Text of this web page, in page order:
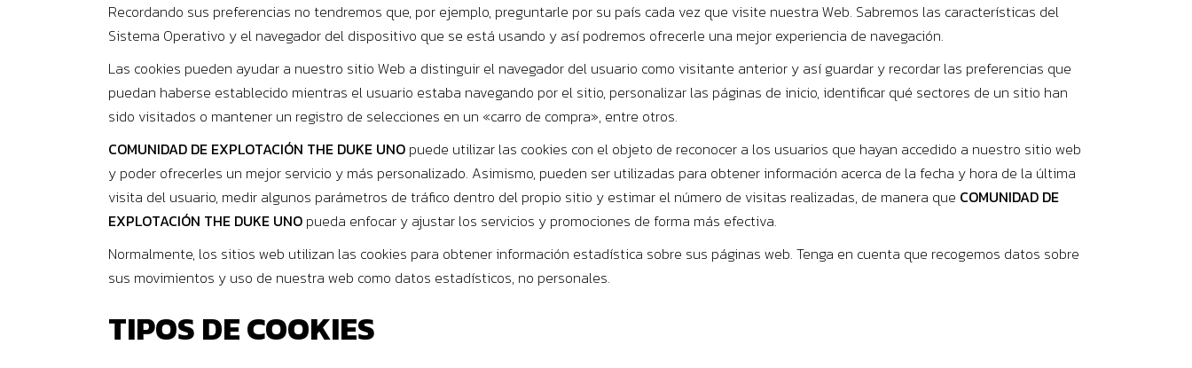
Recordando sus preferencias no tendremos que, por ejemplo, preguntarle por su país cada vez que visite nuestra Web. Sabremos las características del
Sistema Operativo y el navegador del dispositivo que se está usando y así podremos ofrecerle una mejor experiencia de navegación.
Las cookies pueden ayudar a nuestro sitio Web a distinguir el navegador del usuario como visitante anterior y así guardar y recordar las preferencias que
puedan haberse establecido mientras el usuario estaba navegando por el sitio, personalizar las páginas de inicio, identificar qué sectores de un sitio han
sido visitados o mantener un registro de selecciones en un «carro de compra», entre otros.
COMUNIDAD DE EXPLOTACIÓN THE DUKE UNO puede utilizar las cookies con el objeto de reconocer a los usuarios que hayan accedido a nuestro sitio web
y poder ofrecerles un mejor servicio y más personalizado. Asimismo, pueden ser utilizadas para obtener información acerca de la fecha y hora de la última
visita del usuario, medir algunos parámetros de tráfico dentro del propio sitio y estimar el número de visitas realizadas, de manera que COMUNIDAD DE
EXPLOTACIÓN THE DUKE UNO pueda enfocar y ajustar los servicios y promociones de forma más efectiva.
Normalmente, los sitios web utilizan las cookies para obtener información estadística sobre sus páginas web. Tenga en cuenta que recogemos datos sobre
sus movimientos y uso de nuestra web como datos estadísticos, no personales.
TIPOS DE COOKIES